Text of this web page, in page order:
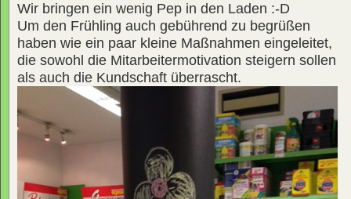
Wir bringen ein wenig Pep in den Laden :-D
Um den Frühling auch gebührend zu begrüßen
haben wie ein paar kleine Maßnahmen eingeleitet,
die sowohl die Mitarbeitermotivation steigern sollen
als auch die Kundschaft überrascht.